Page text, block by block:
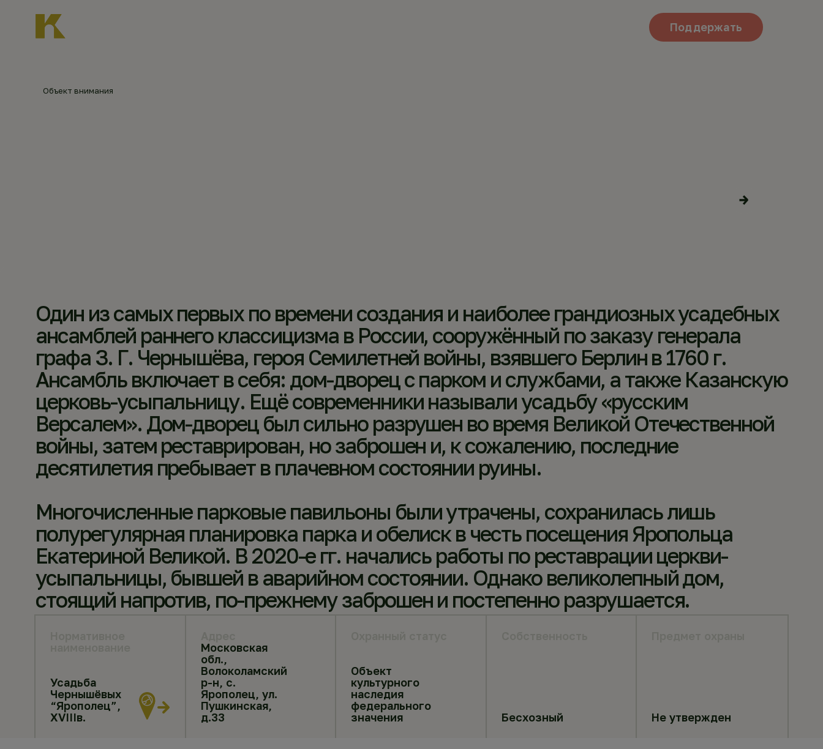
Поддержать
Объект внимания
Один из самых первых по времени создания и наиболее грандиозных усадебных
ансамблей раннего классицизма в России, сооружённый по заказу генерала
графа З. Г. Чернышёва, героя Семилетней войны, взявшего Берлин в 1760 г.
Ансамбль включает в себя: дом-дворец с парком и службами, а также Казанскую
церковь-усыпальницу. Ещё современники называли усадьбу «русским
Версалем». Дом-дворец был сильно разрушен во время Великой Отечественной
войны, затем реставрирован, но заброшен и, к сожалению, последние
десятилетия пребывает в плачевном состоянии руины.
Многочисленные парковые павильоны были утрачены, сохранилась лишь
полурегулярная планировка парка и обелиск в честь посещения Яропольца
Екатериной Великой. В 2020-е гг. начались работы по реставрации церкви-
усыпальницы, бывшей в аварийном состоянии. Однако великолепный дом,
стоящий напротив, по-прежнему заброшен и постепенно разрушается.
Усадьба
Чернышёвых
“Ярополец”,
XVIIIв.
Московская
обл.,
Волоколамский
р-н, с.
Ярополец, ул.
Пушкинская,
д.33
Объект
культурного
наследия
федерального
значения
Бесхозный Не утвержден